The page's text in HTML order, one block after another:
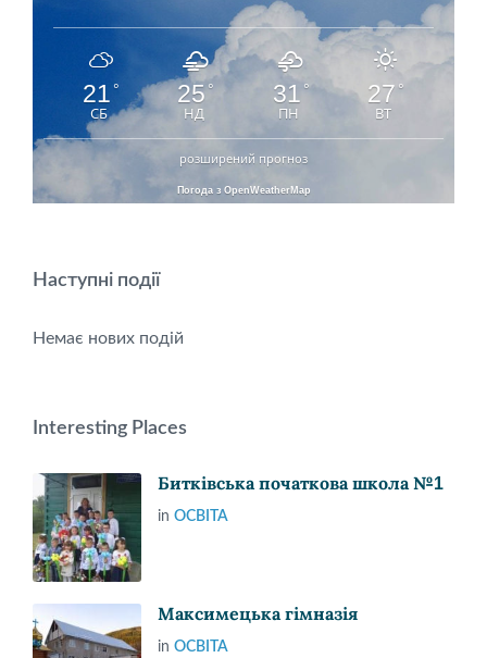
21 °
СБ
25°
НД
31 °
ПН
27 °
ВТ
розширений прогноз
Погода з OpenWeatherMap
Наступні події
Немає нових подій
Interesting Places
Битківська початкова школа №1
in ОСВІТА
Максимецька гімназія
in ОСВІТА